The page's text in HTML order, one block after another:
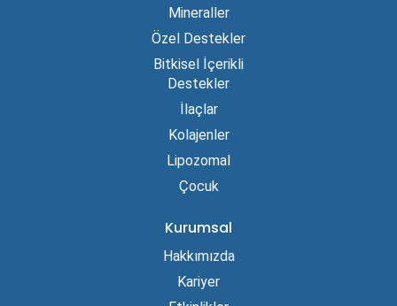
Mineraller
Özel Destekler
Bitkisel İçerikli
Destekler
İlaçlar
Kolajenler
Lipozomal
Çocuk
Kurumsal
Hakkımızda
Kariyer